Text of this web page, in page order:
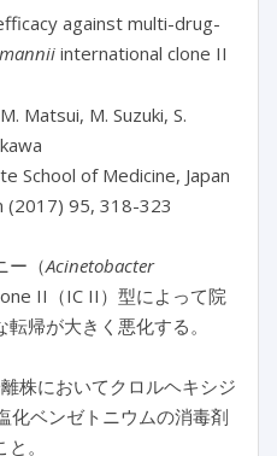
against multi-drug-
international clone II
Matsui, M. Suzuki, S.
School of Medicine, Japan
(2017) 95, 318-323
ー（Acinetobacter
II（IC II）型によって院
帰が大きく悪化する。
株においてクロルヘキシジ
化ベンゼトニウムの消毒剤
。